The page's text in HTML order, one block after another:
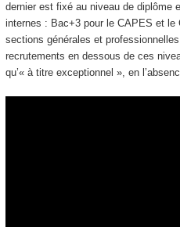
dernier est fixé au niveau de diplôme
internes : Bac+3 pour le CAPES et
sections générales et
recrutements en dessous de ces
qu’« à titre exceptionnel », en